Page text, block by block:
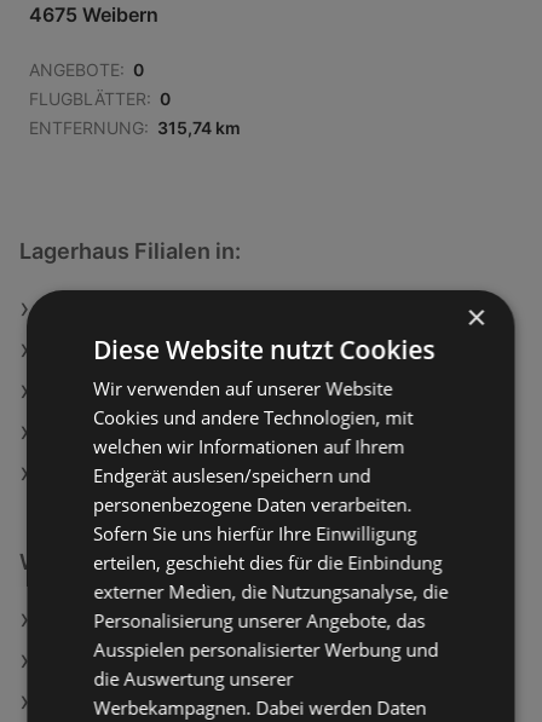
4675 Weibern
ANGEBOTE: 0
FLUGBLÄTTER: 0
ENTFERNUNG: 315,74 km
Lagerhaus Filialen in:
Lagerhaus in Lurnfeld
Lagerhaus in Wernberg
Lagerhaus in Amstetten
Lagerhaus in Sitzenberg-Reidling
Weiterführende Links
Lagerhaus Angebote
hagebaumarkt Angebote
OBI Angebote
×
Diese Website nutzt Cookies
Wir verwenden auf unserer Website
Cookies und andere Technologien, mit
welchen wir Informationen auf Ihrem
Endgerät auslesen/speichern und
personenbezogene Daten verarbeiten.
Sofern Sie uns hierfür Ihre Einwilligung
erteilen, geschieht dies für die Einbindung
externer Medien, die Nutzungsanalyse, die
Personalisierung unserer Angebote, das
Ausspielen personalisierter Werbung und
die Auswertung unserer
Werbekampagnen. Dabei werden Daten